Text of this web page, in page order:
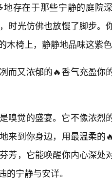
存在于那些宁静的庭院
时光仿佛也放慢了脚步。
椅上，静静地品味这紫色
而又浓郁的🔥香气充盈你
嗅觉的盛宴。它不像浓烈
来到你身边，用最温柔的
，它能唤醒你内心深处
宁静与安详。